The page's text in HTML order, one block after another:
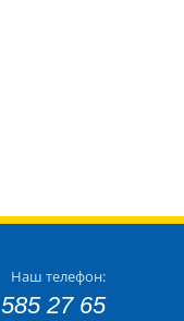
Наш телефон:
585 27 65